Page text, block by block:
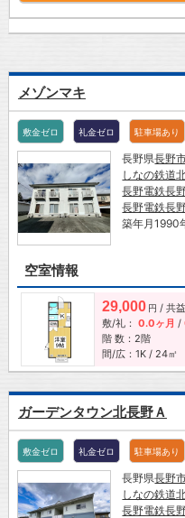
メゾンマキ
敷金ゼロ 礼金ゼロ 駐車場あり
長野県長野
しなの鉄道
長野電鉄長
長野電鉄長
築年月1990
空室情報
29,000 円 / 共
敷/礼： 0.0ヶ月 /
階 数：2階
間/広：1K / 24㎡
ガーデンタウン北長野Ａ
敷金ゼロ 礼金ゼロ 駐車場あり
長野県長野
しなの鉄道
長野電鉄長